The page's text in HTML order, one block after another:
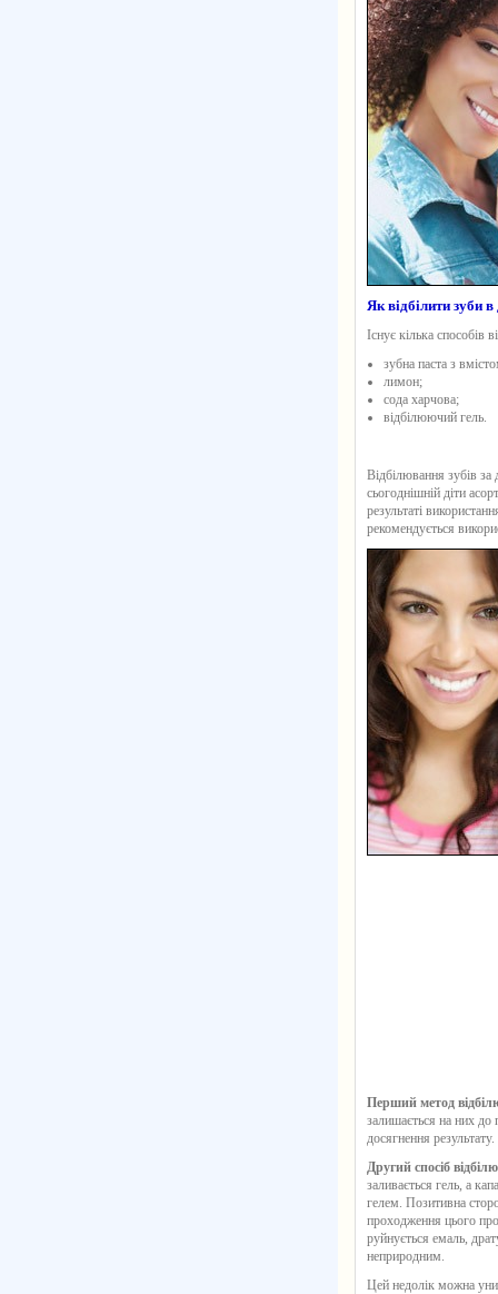
Як відбілити зуби
Існує кілька
зубна паста з
лимон;
сода харчова;
відбілюючий гель.
Відбілювання зубів
сьогоднішній діти
результаті
рекомендується
Перший метод
залишається на них до
досягнення
Другий спосіб
заливається гель, а
гелем. Позитивна
проходження цього
руйнується емаль,
неприродним.
Цей недолік можна